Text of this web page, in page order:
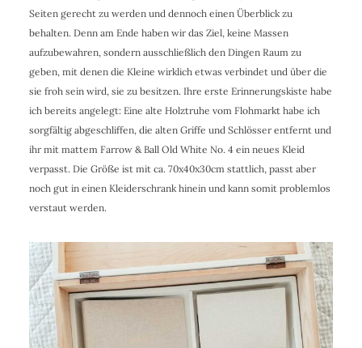
Seiten gerecht zu werden und dennoch einen Überblick zu
behalten. Denn am Ende haben wir das Ziel, keine Massen
aufzubewahren, sondern ausschließlich den Dingen Raum zu
geben, mit denen die Kleine wirklich etwas verbindet und über die
sie froh sein wird, sie zu besitzen. Ihre erste Erinnerungskiste habe
ich bereits angelegt: Eine alte Holztruhe vom Flohmarkt habe ich
sorgfältig abgeschliffen, die alten Griffe und Schlösser entfernt und
ihr mit mattem Farrow & Ball Old White No. 4 ein neues Kleid
verpasst. Die Größe ist mit ca. 70x40x30cm stattlich, passt aber
noch gut in einen Kleiderschrank hinein und kann somit problemlos
verstaut werden.